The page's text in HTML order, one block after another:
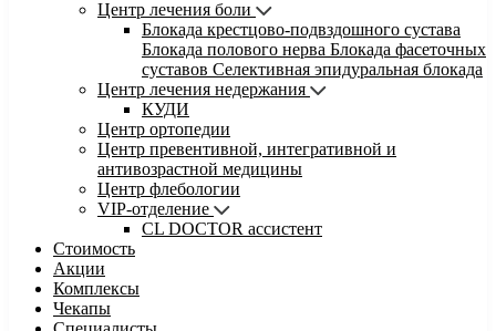
Центр лечения боли
Блокада крестцово-подвздошного сустава
Блокада полового нерва Блокада фасеточных
суставов Селективная эпидуральная блокада
Центр лечения недержания
КУДИ
Центр ортопедии
Центр превентивной, интегративной и
антивозрастной медицины
Центр флебологии
VIP-отделение
CL DOCTOR ассистент
Стоимость
Акции
Комплексы
Чекапы